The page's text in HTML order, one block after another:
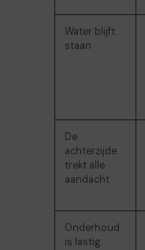
Water blijft
staan
De
achterzijde
trekt alle
aandacht
Onderhoud
is lastig